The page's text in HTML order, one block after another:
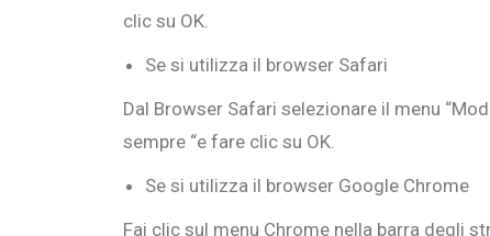
clic su OK.
Se si utilizza il browser Safari
Dal Browser Safari selezionare il menu
sempre “e fare clic su OK.
Se si utilizza il browser Google Chrome
Fai clic sul menu Chrome nella barra degli